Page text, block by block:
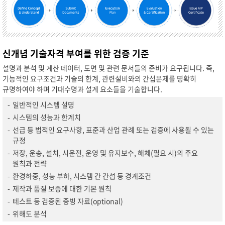
신개념 기술자격 부여를 위한 검증 기준
설명과 분석 및 계산 데이터, 도면 및 관련 문서들의 준비가 요구됩니다. 즉,
기능적인 요구조건과 기술의 한계, 관련설비와의 간섭문제를 명확히
규명하여야 하며 기대수명과 설계 요소들을 기술합니다.
- 일반적인 시스템 설명
- 시스템의 성능과 한계치
- 선급 등 법적인 요구사항, 표준과 산업 관례 또는 검증에 사용될 수 있는
규정
- 저장, 운송, 설치, 시운전, 운영 및 유지보수, 해체(필요 시)의 주요
원칙과 전략
- 환경하중, 성능 부하, 시스템 간 간섭 등 경계조건
- 제작과 품질 보증에 대한 기본 원칙
- 테스트 등 검증된 증빙 자료(optional)
- 위해도 분석